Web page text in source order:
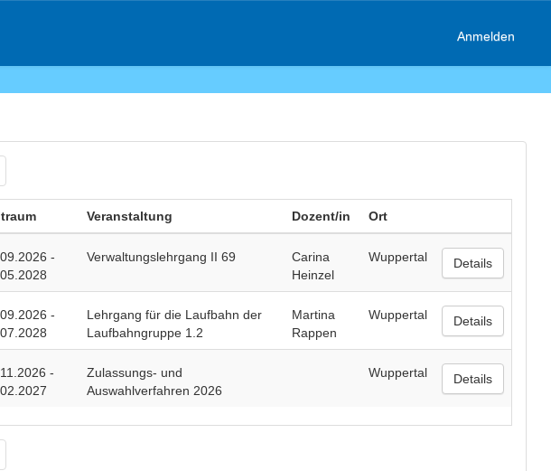
Anmelden
Veranstaltung Dozent/in Ort
-
Verwaltungslehrgang II 69
Carina
Heinzel
Wuppertal Details
-
Lehrgang für die Laufbahn der
Laufbahngruppe 1.2
Martina
Rappen
Wuppertal Details
-
Zulassungs- und
Auswahlverfahren 2026
Wuppertal Details